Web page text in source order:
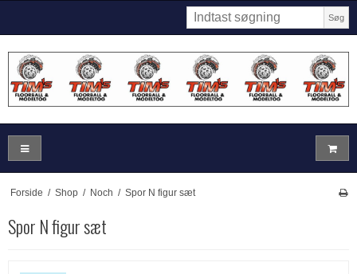
Søg
Forside / Shop / Noch / Spor N figur sæt
Spor N figur sæt